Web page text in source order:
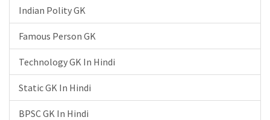
Indian Polity GK
Famous Person GK
Technology GK In Hindi
Static GK In Hindi
BPSC GK In Hindi